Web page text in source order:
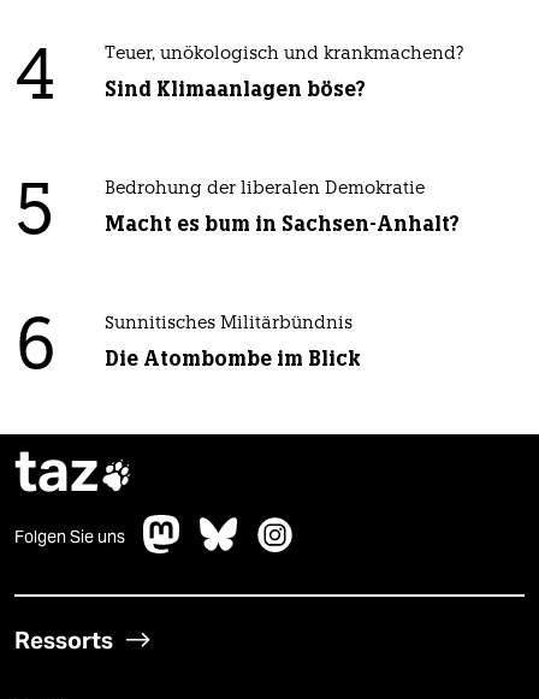
4 Teuer, unökologisch und krankmachend?
Sind Klimaanlagen böse?
5 Bedrohung der liberalen Demokratie
Macht es bum in Sachsen-Anhalt?
6 Sunnitisches Militärbündnis
Die Atombombe im Blick
taz
Folgen Sie uns
Ressorts